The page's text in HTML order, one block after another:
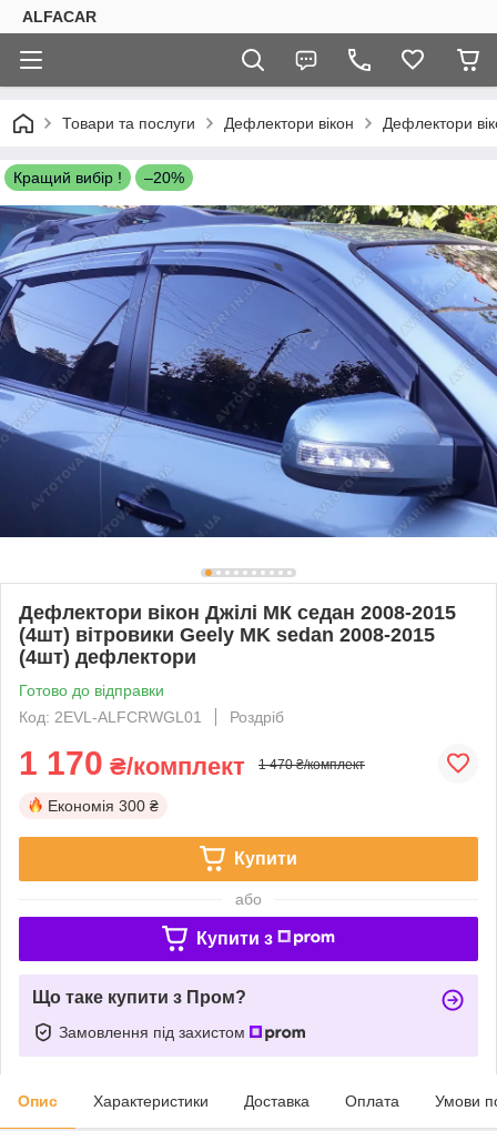
ALFACAR
Товари та послуги Дефлектори вікон Дефлектори
Кращий вибір ! –20%
Дефлектори вікон Джілі МК седан 2008-2015
(4шт) вітровики Geely MK sedan 2008-2015
(4шт) дефлектори
Готово до відправки
Код: 2EVL-ALFCRWGL01
Роздріб
1 170 ₴/комплект 1 470 ₴/комплект
Економія 300 ₴
Купити
або
Купити з
Що таке купити з Пром?
Замовлення під захистом
Опис Характеристики Доставка Оплата Умови